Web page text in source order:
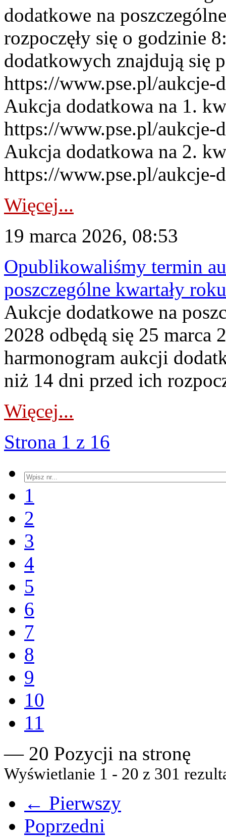
dodatkowe na
rozpoczęły się o godzinie
dodatkowych znajdują się
https://www.pse.pl/
Aukcja dodatkowa na 1.
https://www.pse.pl/
Aukcja dodatkowa na 2.
https://www.pse.pl/aukcje-
Więcej...
19 marca 2026, 08:53
Opublikowaliśmy termin
poszczególne kwartały
Aukcje dodatkowe na
2028 odbędą się 25 marca
harmonogram aukcji
niż 14 dni przed ich
Więcej...
Strona 1 z 16
1
2
3
4
5
6
7
8
9
10
11
— 20 Pozycji na stronę
Wyświetlanie 1 - 20 z 301
← Pierwszy
Poprzedni